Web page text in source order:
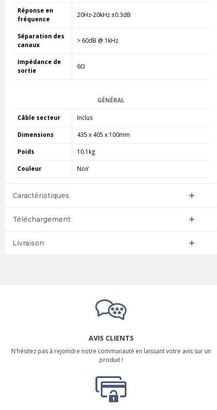
Réponse en
fréquence
20Hz-20kHz ±0.3dB
Séparation des
canaux
> 60dB @ 1kHz
Impédance de
sortie
6Ω
GÉNÉRAL
Câble secteur Inclus
Dimensions 435 x 405 x 100mm
Poids 10.1kg
Couleur Noir
Caractéristiques
Téléchargement
Livraison
AVIS CLIENTS
N'hésitez pas à rejoindre notre communauté en laissant votre avis sur un
produit !